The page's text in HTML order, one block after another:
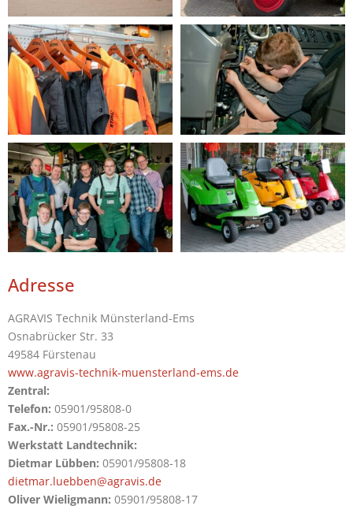
Adresse
AGRAVIS Technik Münsterland-Ems
Osnabrücker Str. 33
49584 Fürstenau
www.agravis-technik-muensterland-ems.de
Zentral:
Telefon: 05901/95808-0
Fax.-Nr.: 05901/95808-25
Werkstatt Landtechnik:
Dietmar Lübben: 05901/95808-18
dietmar.luebben@agravis.de
Oliver Wieligmann: 05901/95808-17